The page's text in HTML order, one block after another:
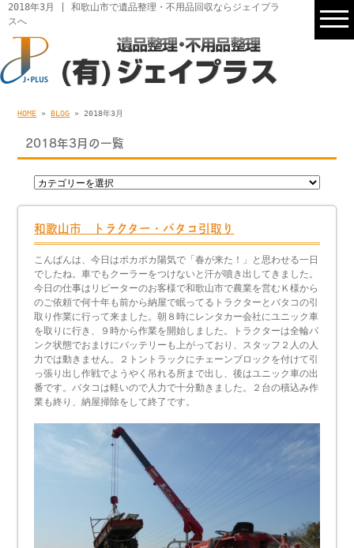
2018年3月 | 和歌山市で遺品整理・不用品回収ならジェイプラ
スへ
HOME »BLOG » 2018年3月
2018年3月の一覧
和歌山市 トラクター・バタコ引取り
こんばんは、今日はポカポカ陽気で「春が来た！」と思わせる一日
でしたね。車でもクーラーをつけないと汗が噴き出してきました。
今日の仕事はリピーターのお客様で和歌山市で農業を営むＫ様から
のご依頼で何十年も前から納屋で眠ってるトラクターとバタコの引
取り作業に行って来ました。朝８時にレンタカー会社にユニック車
を取りに行き、９時から作業を開始しました。トラクターは全輪パ
ンク状態でおまけにバッテリーも上がっており、スタッフ２人の人
力では動きません。２トントラックにチェーンブロックを付けて引
っ張り出し作戦でようやく吊れる所まで出し、後はユニック車の出
番です。バタコは軽いので人力で十分動きました。２台の積込み作
業も終り、納屋掃除をして終了です。